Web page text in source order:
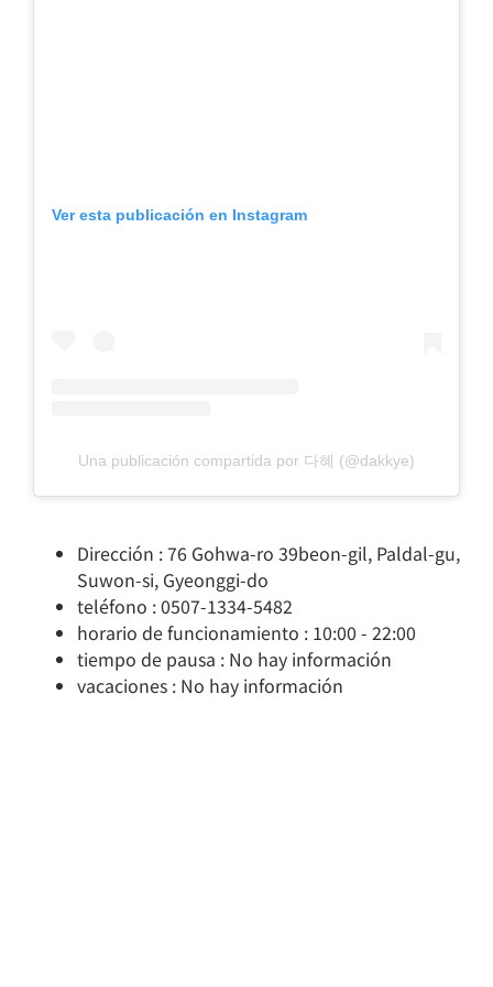
Ver esta publicación en Instagram
Una publicación compartida por 다혜 (@dakkye)
Dirección : 76 Gohwa-ro 39beon-gil, Paldal-gu,
Suwon-si, Gyeonggi-do
teléfono : 0507-1334-5482
horario de funcionamiento : 10:00 - 22:00
tiempo de pausa : No hay información
vacaciones : No hay información